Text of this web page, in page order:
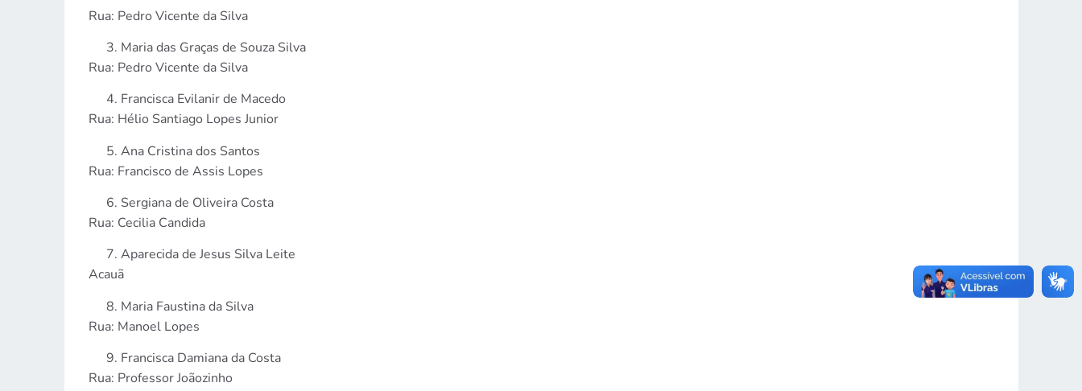
Rua: Pedro Vicente da Silva
Maria das Graças de Souza Silva
Rua: Pedro Vicente da Silva
Francisca Evilanir de Macedo
Rua: Hélio Santiago Lopes Junior
Ana Cristina dos Santos
Rua: Francisco de Assis Lopes
Sergiana de Oliveira Costa
Rua: Cecilia Candida
Aparecida de Jesus Silva Leite
Acauã
Maria Faustina da Silva
Rua: Manoel Lopes
Francisca Damiana da Costa
Rua: Professor Joãozinho